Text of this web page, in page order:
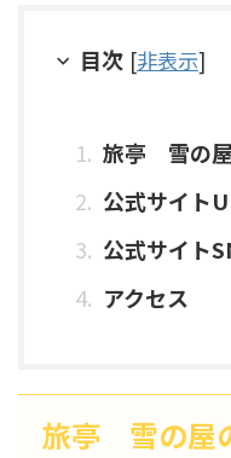
目次 [非表示]
旅亭 雪の屋
公式サイト
公式サイト
アクセス
旅亭 雪の屋